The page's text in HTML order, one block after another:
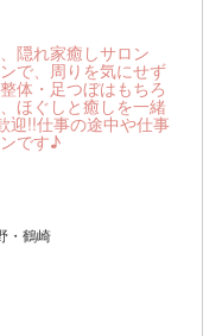
隠れ家癒しサロン
で、周りを気にせず
体・足つぼはもちろ
ほぐしと癒しを一緒
迎!!仕事の途中や仕事
です♪
・鶴崎